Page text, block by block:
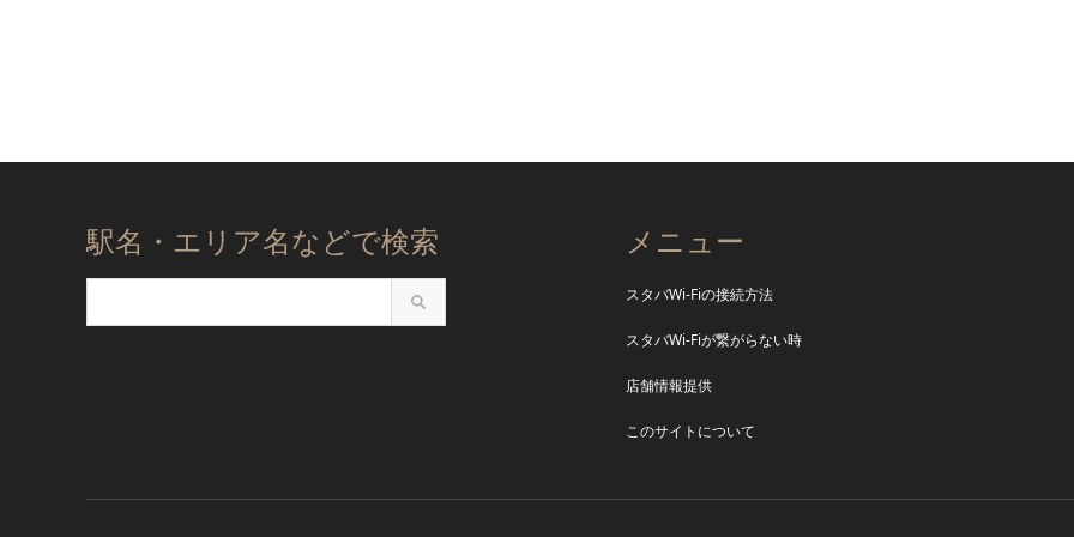
駅名・エリア名などで検索 メニュー
スタバWi-Fiの接続方法
スタバWi-Fiが繋がらない時
店舗情報提供
このサイトについて